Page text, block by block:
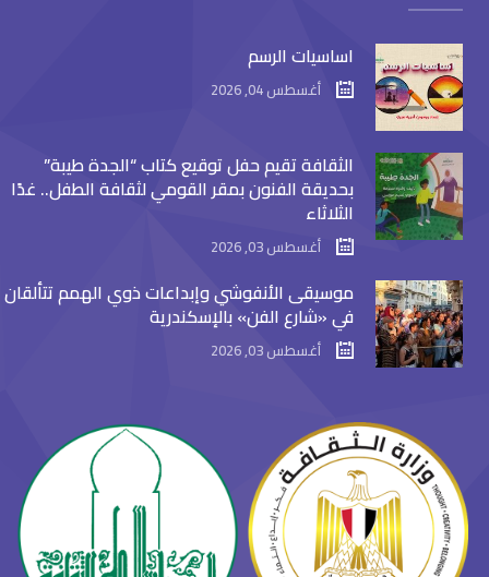
اساسيات الرسم
أغسطس 04, 2026
الثقافة تقيم حفل توقيع كتاب “الجدة طيبة”
بحديقة الفنون بمقر القومي لثقافة الطفل.. غدًا
الثلاثاء
أغسطس 03, 2026
موسيقى الأنفوشي وإبداعات ذوي الهمم تتألقان
في «شارع الفن» بالإسكندرية
أغسطس 03, 2026